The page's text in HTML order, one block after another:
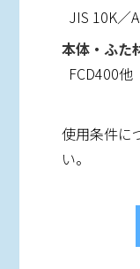
JIS 10K／
本体・ふた
FCD400他
使用条件に
い。